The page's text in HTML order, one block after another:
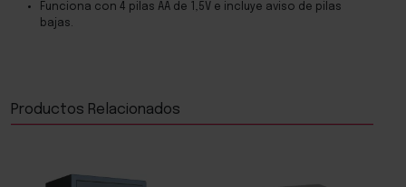
Funciona con 4 pilas AA de 1,5V e incluye aviso de pilas
bajas.
Productos Relacionados